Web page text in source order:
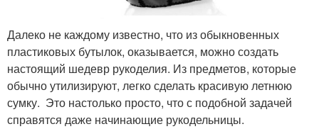
Далеко не каждому известно, что из обыкновенных
пластиковых бутылок, оказывается, можно создать
настоящий шедевр рукоделия. Из предметов, которые
обычно утилизируют, легко сделать красивую летнюю
сумку. Это настолько просто, что с подобной задачей
справятся даже начинающие рукодельницы.